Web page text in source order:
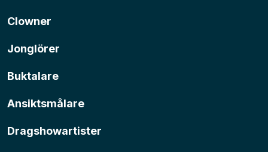
Clowner
Jonglörer
Buktalare
Ansiktsmålare
Dragshowartister